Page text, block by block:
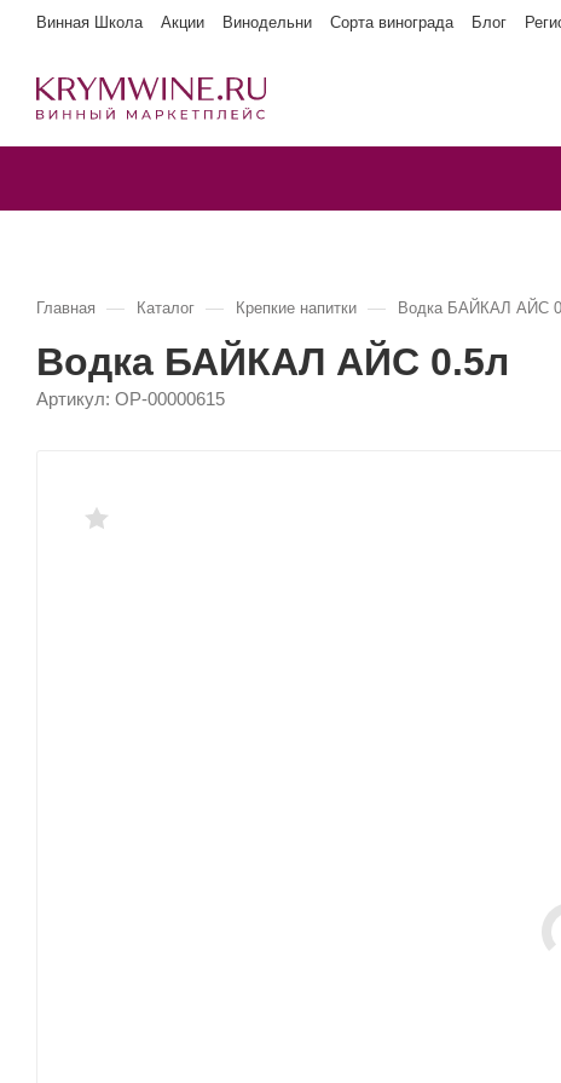
Винная Школа Акции Винодельни Сорта винограда Блог
Главная — Каталог — Крепкие напитки — Водка БАЙКАЛ АЙС
Водка БАЙКАЛ АЙС 0.5л
Артикул: OP-00000615